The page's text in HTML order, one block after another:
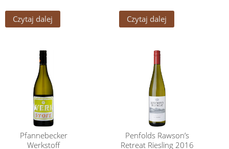
Czytaj dalej Czytaj dalej
Pfannebecker
Werkstoff
Penfolds Rawson’s
Retreat Riesling 2016